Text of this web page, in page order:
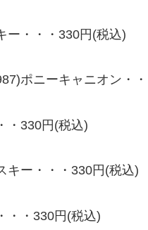
ー・・・330円(税込)
ポニーキャニオン・
・330円(税込)
キー・・・330円(税込)
・・330円(税込)